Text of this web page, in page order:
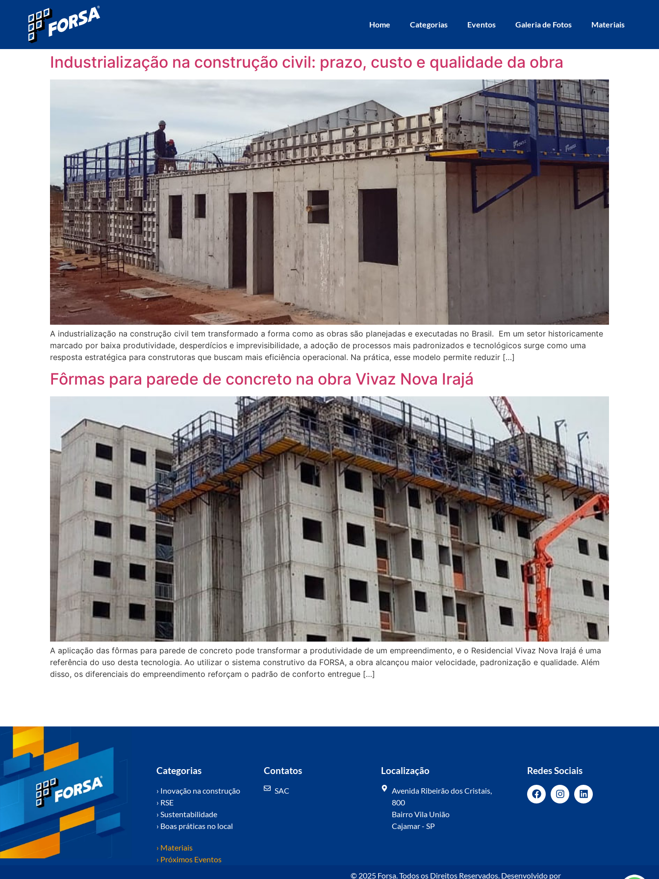
Home Categorias Eventos Galeria de Fotos Materiais
Industrialização na construção civil: prazo, custo e qualidade da obra
A industrialização na construção civil tem transformado a forma como as obras são planejadas e executadas no Brasil. Em um setor historicamente
marcado por baixa produtividade, desperdícios e imprevisibilidade, a adoção de processos mais padronizados e tecnológicos surge como uma
resposta estratégica para construtoras que buscam mais eficiência operacional. Na prática, esse modelo permite reduzir […]
Fôrmas para parede de concreto na obra Vivaz Nova Irajá
A aplicação das fôrmas para parede de concreto pode transformar a produtividade de um empreendimento, e o Residencial Vivaz Nova Irajá é uma
referência do uso desta tecnologia. Ao utilizar o sistema construtivo da FORSA, a obra alcançou maior velocidade, padronização e qualidade. Além
disso, os diferenciais do empreendimento reforçam o padrão de conforto entregue […]
Categorias
› Inovação na construção
› RSE
› Sustentabilidade
› Boas práticas no local
› Materiais
› Próximos Eventos
Contatos
SAC
Localização
Avenida Ribeirão dos Cristais,
800
Bairro Vila União
Cajamar - SP
Redes Sociais
© 2025 Forsa. Todos os Direitos Reservados. Desenvolvido por